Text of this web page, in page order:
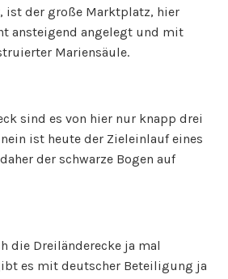
ist der große Marktplatz, hier
ansteigend angelegt und mit
Mariensäule.
sind es von hier nur knapp drei
ist heute der Zieleinlauf eines
der schwarze Bogen auf
die Dreiländerecke ja mal
es mit deutscher Beteiligung ja